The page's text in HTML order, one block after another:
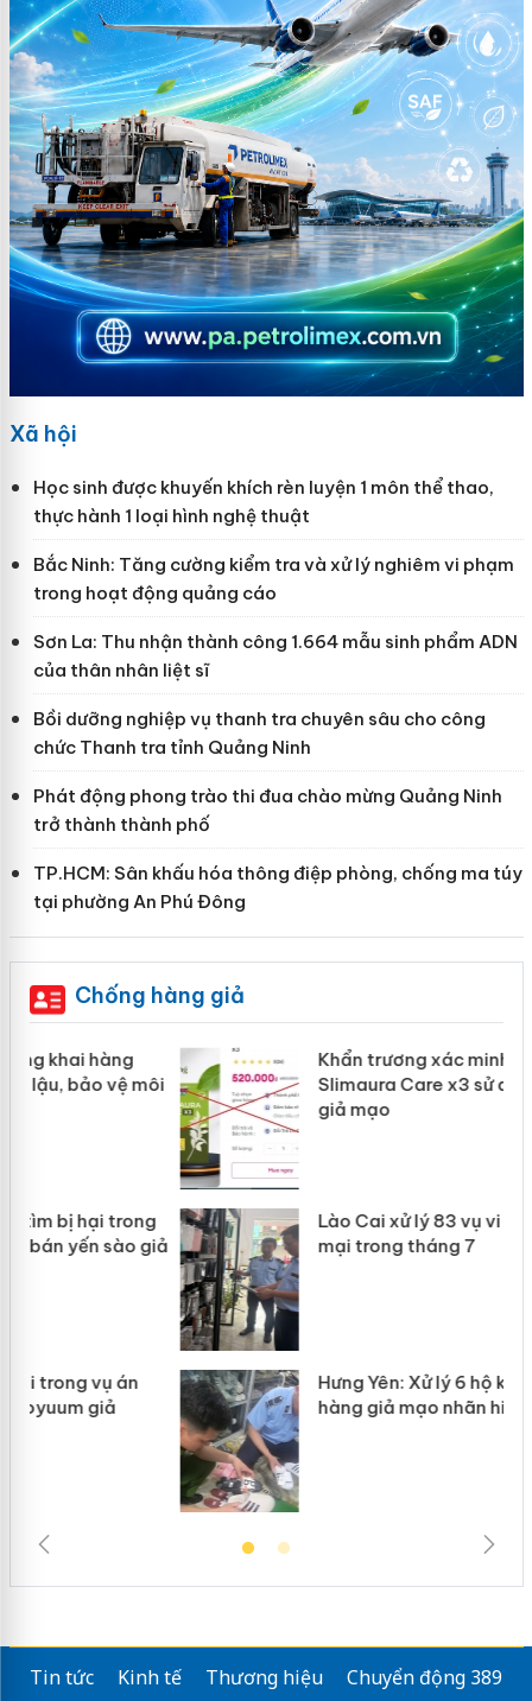
Xã hội
Học sinh được khuyến khích rèn luyện 1 môn thể thao,
thực hành 1 loại hình nghệ thuật
Bắc Ninh: Tăng cường kiểm tra và xử lý nghiêm vi phạm
trong hoạt động quảng cáo
Sơn La: Thu nhận thành công 1.664 mẫu sinh phẩm ADN
của thân nhân liệt sĩ
Bồi dưỡng nghiệp vụ thanh tra chuyên sâu cho công
chức Thanh tra tỉnh Quảng Ninh
Phát động phong trào thi đua chào mừng Quảng Ninh
trở thành thành phố
TP.HCM: Sân khấu hóa thông điệp phòng, chống ma túy
tại phường An Phú Đông
Chống hàng giả
Khẩn trương xác minh, xử lý sản phẩm
Slimaura Care x3 sử dụng giấy phép
giả mạo
Lào Cai xử lý 83 vụ vi phạm thương
mại trong tháng 7
Hưng Yên: Xử lý 6 hộ kinh doanh bán
hàng giả mạo nhãn hiệu Adidas, Nike
Tin tức Kinh tế Thương hiệu
Chuyển động 389